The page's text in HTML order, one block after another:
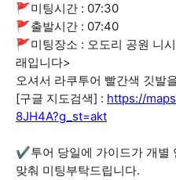
🚩미팅시간 : 07:30
🚩출발시간 : 07:40
🚩미팅장소 : 오도리 공원 니
래입니다>
오셔서 라쿠투어 빨간색 깃발
[구글 지도검색] : https://
8JH4A?g_st=akt
✔️투어 당일에 가이드가 개별
맞춰 미팅부탁드립니다.